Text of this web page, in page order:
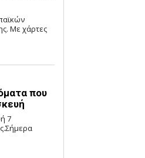
Με χάρτες
που
7